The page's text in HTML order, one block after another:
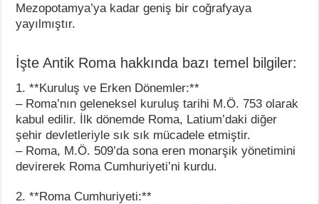
Mezopotamya’ya kadar geniş bir coğrafyaya
yayılmıştır.
İşte Antik Roma hakkında bazı temel bilgiler:
1. **Kuruluş ve Erken Dönemler:**
– Roma’nın geleneksel kuruluş tarihi M.Ö. 753 olarak
kabul edilir. İlk dönemde Roma, Latium’daki diğer
şehir devletleriyle sık sık mücadele etmiştir.
– Roma, M.Ö. 509’da sona eren monarşik yönetimini
devirerek Roma Cumhuriyeti’ni kurdu.
2. **Roma Cumhuriyeti:**